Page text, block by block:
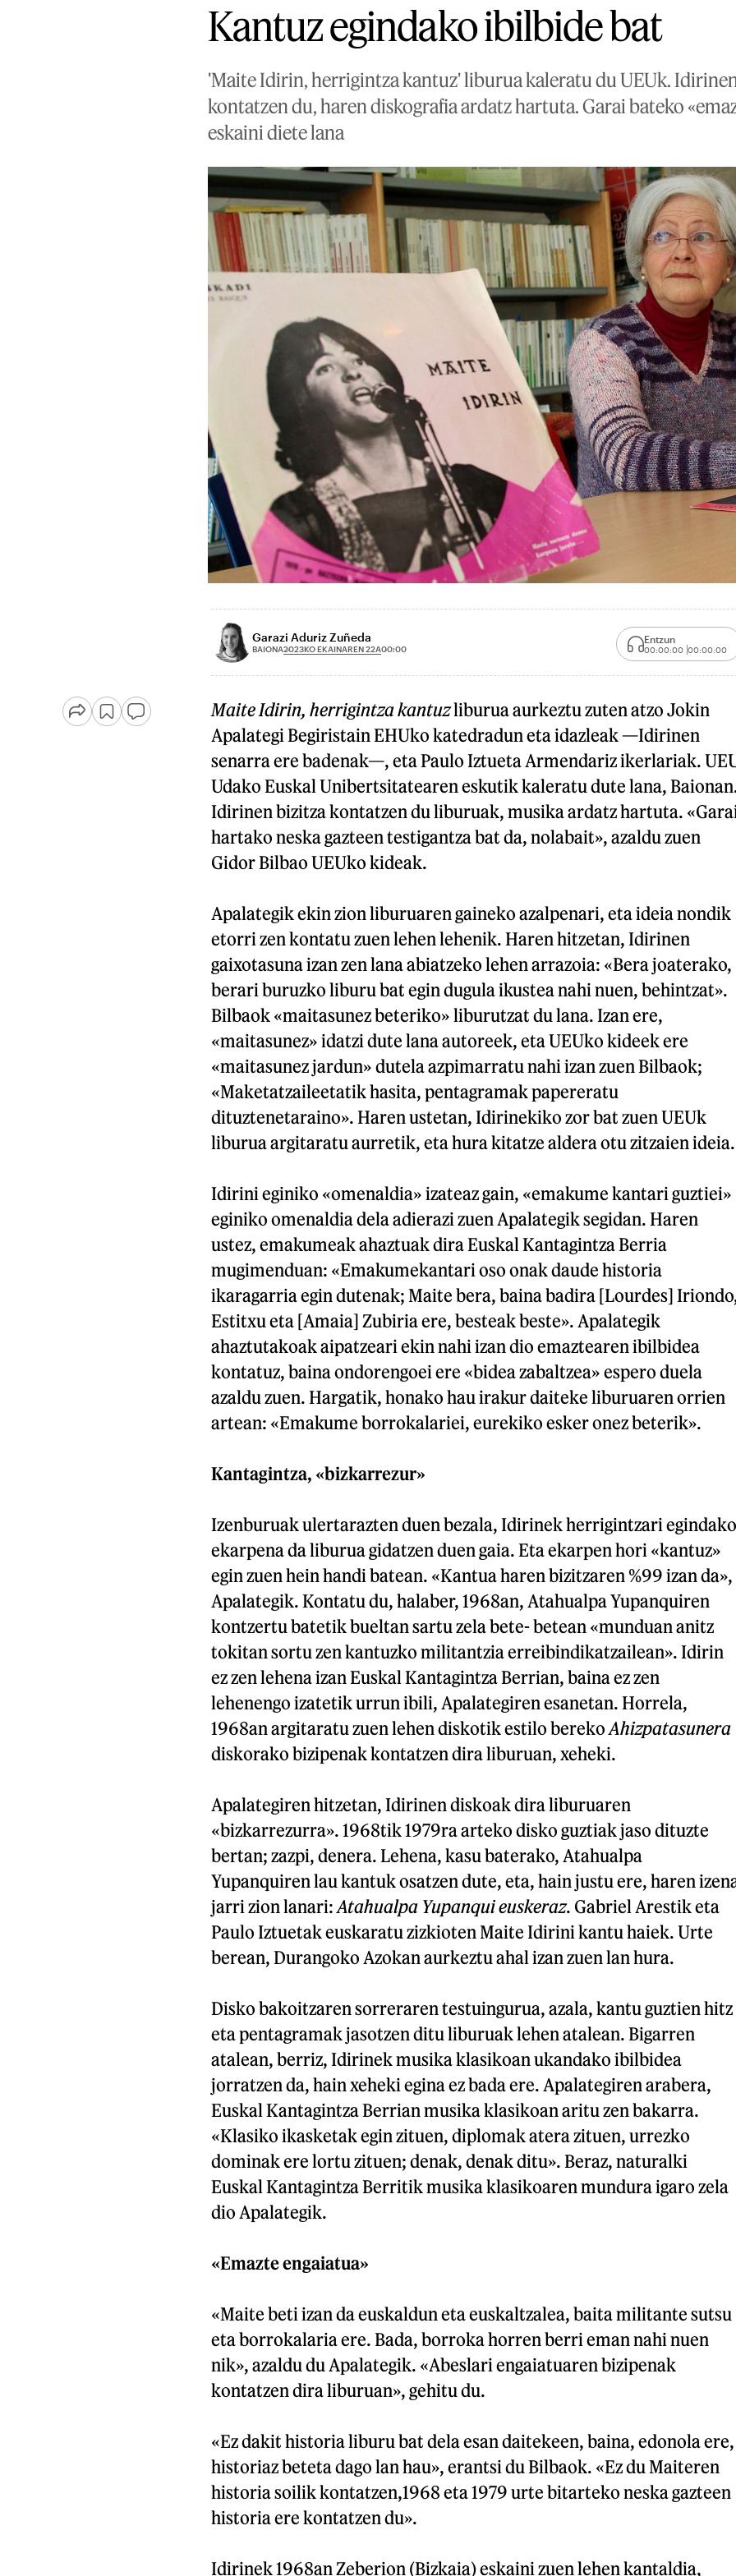
Kantuz egindako ibilbide bat
'Maite Idirin, herrigintza kantuz' liburua kaleratu du UEUk.
kontatzen du, haren diskografia ardatz hartuta. Garai bateko
eskaini diete lana
Garazi Aduriz Zuñeda
BAIONA2023KO EKAINAREN 22A00:00
Entzun
00:00:00 00:00:00
Maite Idirin, herrigintza kantuzliburua aurkeztu zuten atzo Jokin
Apalategi Begiristain EHUko katedradun eta idazleak —Idirinen
senarra ere badenak—, eta Paulo Iztueta Armendariz ikerlariak.
Udako Euskal Unibertsitatearen eskutik kaleratu dute lana,
Idirinen bizitza kontatzen du liburuak, musika ardatz hartuta.
hartako neska gazteen testigantza bat da, nolabait», azaldu zuen
Gidor Bilbao UEUko kideak.
Apalategik ekin zion liburuaren gaineko azalpenari, eta ideia nondik
etorri zen kontatu zuen lehen lehenik. Haren hitzetan, Idirinen
gaixotasuna izan zen lana abiatzeko lehen arrazoia: «Bera joaterako,
berari buruzko liburu bat egin dugula ikustea nahi nuen, behintzat».
Bilbaok «maitasunez beteriko» liburutzat du lana. Izan ere,
«maitasunez» idatzi dute lana autoreek, eta UEUko kideek ere
«maitasunez jardun» dutela azpimarratu nahi izan zuen Bilbaok;
«Maketatzaileetatik hasita, pentagramak papereratu
dituztenetaraino». Haren ustetan, Idirinekiko zor bat zuen UEUk
liburua argitaratu aurretik, eta hura kitatze aldera otu zitzaien ideia.
Idirini eginiko «omenaldia» izateaz gain, «emakume kantari guztiei»
eginiko omenaldia dela adierazi zuen Apalategik segidan. Haren
ustez, emakumeak ahaztuak dira Euskal Kantagintza Berria
mugimenduan: «Emakumekantari oso onak daude historia
ikaragarria egin dutenak; Maite bera, baina badira [Lourdes]
Estitxu eta [Amaia] Zubiria ere, besteak beste». Apalategik
ahaztutakoak aipatzeari ekin nahi izan dio emaztearen ibilbidea
kontatuz, baina ondorengoei ere «bidea zabaltzea» espero duela
azaldu zuen. Hargatik, honako hau irakur daiteke liburuaren orrien
artean: «Emakume borrokalariei, eurekiko esker onez beterik».
Kantagintza, «bizkarrezur»
Izenburuak ulertarazten duen bezala, Idirinek herrigintzari egindako
ekarpena da liburua gidatzen duen gaia. Eta ekarpen hori «kantuz»
egin zuen hein handi batean. «Kantua haren bizitzaren %99 izan da»,
Apalategik. Kontatu du, halaber, 1968an, Atahualpa Yupanquiren
kontzertu batetik bueltan sartu zela bete- betean «munduan anitz
tokitan sortu zen kantuzko militantzia erreibindikatzailean». Idirin
ez zen lehena izan Euskal Kantagintza Berrian, baina ez zen
lehenengo izatetik urrun ibili, Apalategiren esanetan. Horrela,
1968an argitaratu zuen lehen diskotik estilo bereko Ahizpatasunera
diskorako bizipenak kontatzen dira liburuan, xeheki.
Apalategiren hitzetan, Idirinen diskoak dira liburuaren
«bizkarrezurra». 1968tik 1979ra arteko disko guztiak jaso dituzte
bertan; zazpi, denera. Lehena, kasu baterako, Atahualpa
Yupanquiren lau kantuk osatzen dute, eta, hain justu ere, haren
jarri zion lanari: Atahualpa Yupanqui euskeraz. Gabriel Arestik eta
Paulo Iztuetak euskaratu zizkioten Maite Idirini kantu haiek. Urte
berean, Durangoko Azokan aurkeztu ahal izan zuen lan hura.
Disko bakoitzaren sorreraren testuingurua, azala, kantu guztien hitz
eta pentagramak jasotzen ditu liburuak lehen atalean. Bigarren
atalean, berriz, Idirinek musika klasikoan ukandako ibilbidea
jorratzen da, hain xeheki egina ez bada ere. Apalategiren arabera,
Euskal Kantagintza Berrian musika klasikoan aritu zen bakarra.
«Klasiko ikasketak egin zituen, diplomak atera zituen, urrezko
dominak ere lortu zituen; denak, denak ditu». Beraz, naturalki
Euskal Kantagintza Berritik musika klasikoaren mundura igaro zela
dio Apalategik.
«Emazte engaiatua»
«Maite beti izan da euskaldun eta euskaltzalea, baita militante sutsu
eta borrokalaria ere. Bada, borroka horren berri eman nahi nuen
nik», azaldu du Apalategik. «Abeslari engaiatuaren bizipenak
kontatzen dira liburuan», gehitu du.
«Ez dakit historia liburu bat dela esan daitekeen, baina, edonola ere,
historiaz beteta dago lan hau», erantsi du Bilbaok. «Ez du Maiteren
historia soilik kontatzen,1968 eta 1979 urte bitarteko neska gazteen
historia ere kontatzen du».
Idirinek 1968an Zeberion (Bizkaia) eskaini zuen lehen kantaldia,